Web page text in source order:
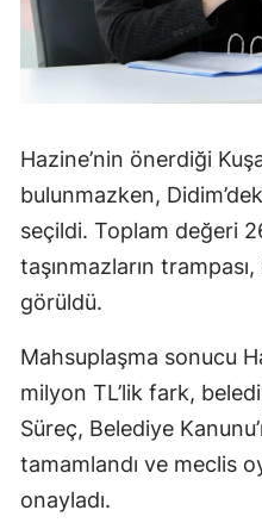
Hazine’nin önerdiği
bulunmazken,
seçildi. Toplam değeri
taşınmazların
görüldü.
Mahsuplaşma sonucu
milyon TL’lik fark,
Süreç, Belediye
tamamlandı ve meclis
onayladı.